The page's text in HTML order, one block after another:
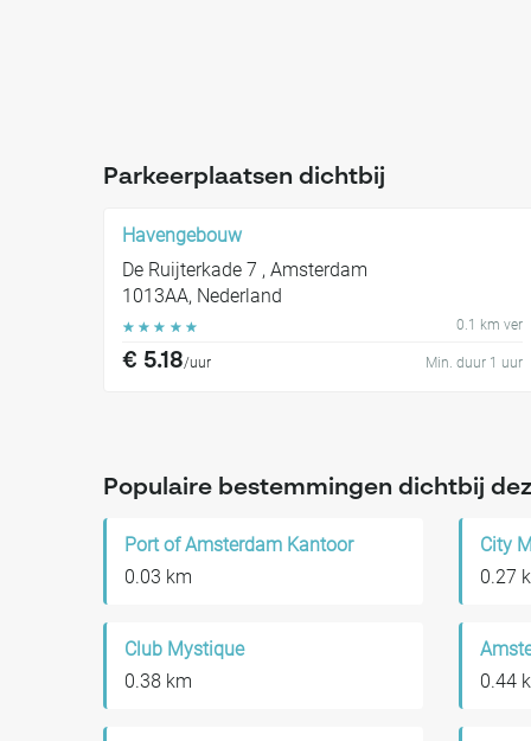
Parkeerplaatsen dichtbij
Havengebouw
De Ruijterkade 7 , Amsterdam
1013AA, Nederland
☆ ☆ ☆ ☆ ☆ 0.1 km ver
€ 5.18/uur Min. duur 1 uur
Populaire bestemmingen dichtbij
Port of Amsterdam Kantoor
0.03 km
City
0.27
Club Mystique
0.38 km
0.44